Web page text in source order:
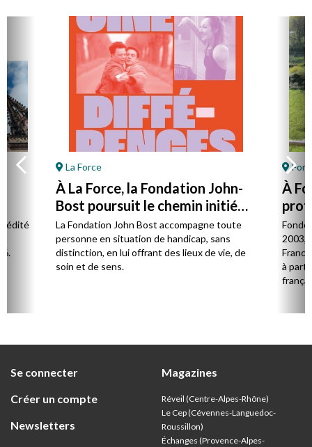
édité
La Force
À La Force, la Fondation John-
Bost poursuit le chemin initié
par son fondateur
La Fondation John Bost accompagne toute
personne en situation de handicap, sans
distinction, en lui offrant des lieux de vie, de
soin et de sens.
À
à la
Fondé
2003,
à
Se connecter
Créer un compte
Newsletters
Magazines
Réveil (Centre-Alpes-Rhône)
Le Cep (Cévennes-Languedoc-
Roussillon)
Échanges (Provence-Alpes-